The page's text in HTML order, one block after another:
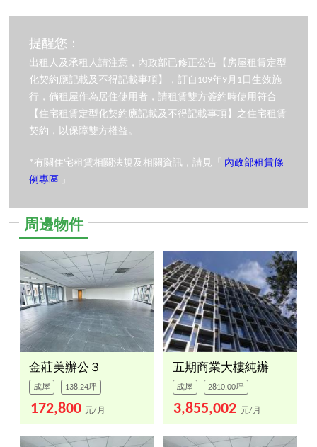
提醒您：
出租人及承租人請注意，內政部已修正公告【房屋租賃定型
化契約應記載及不得記載事項】，訂自109年9月1日生效施
行，倘租屋作為居住使用者，請租賃雙方簽約時使用符合
【住宅租賃定型化契約應記載及不得記載事項】之住宅租賃
契約，以保障雙方權益。
*有關住宅租賃相關法規及相關資訊，請見「 內政部租賃條
例專區 」
周邊物件
金莊美辦公３
成屋 138.24坪
172,800 元/月
五期商業大樓純辦
成屋 2810.00坪
3,855,002 元/月